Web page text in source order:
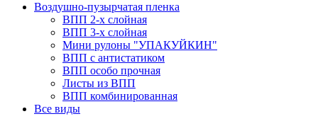
Воздушно-пузырчатая пленка
ВПП 2-х слойная
ВПП 3-х слойная
Мини рулоны "УПАКУЙКИН"
ВПП с антистатиком
ВПП особо прочная
Листы из ВПП
ВПП комбинированная
Все виды